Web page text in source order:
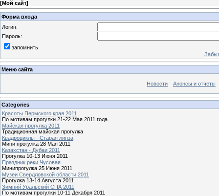
[Мой сайт]
Форма входа
Логин:
Пароль:
запомнить
Меню сайта
Новости Анонсы и отчеты
Categories
Красоты Пермского края 2011
По мотивам прогулки 21-22 Мая 2011 года
Майская прогулка 2011
Традиционная майская прогулка
Квадроциклы - Старая линза
Мини прогулка 28 Мая 2011
Казахстан - Дубаи 2011
Прогулка 10-13 Июня 2011
Праздник реки Чусовая
Минипрогулка 25 Июня 2011
Музеи Свердловской области 2011
Прогулка 13-14 Августа 2011
Зимний Уральский СПА 2011
По мотивам прогулки 10-11 Декабря 2011